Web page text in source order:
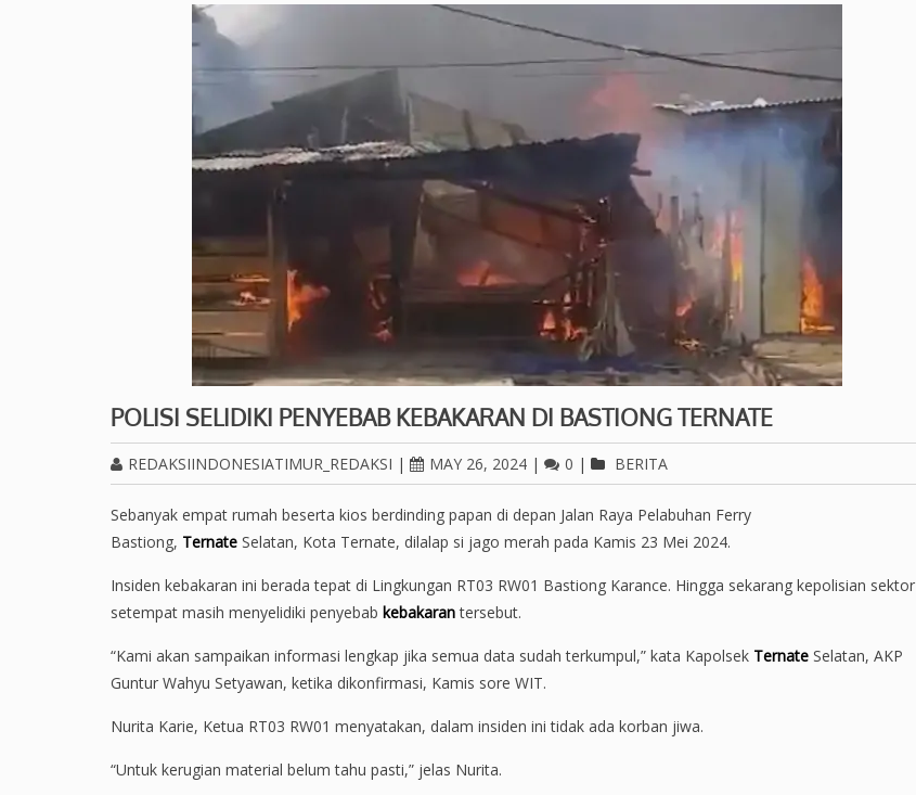
POLISI SELIDIKI PENYEBAB KEBAKARAN DI BASTIONG TERNATE
REDAKSIINDONESIATIMUR_REDAKSI | MAY 26, 2024 | 0 | BERITA
Sebanyak empat rumah beserta kios berdinding papan di depan Jalan Raya Pelabuhan Ferry
Bastiong, Ternate Selatan, Kota Ternate, dilalap si jago merah pada Kamis 23 Mei 2024.
Insiden kebakaran ini berada tepat di Lingkungan RT03 RW01 Bastiong Karance. Hingga sekarang kepolisian sektor
setempat masih menyelidiki penyebab kebakarantersebut.
“Kami akan sampaikan informasi lengkap jika semua data sudah terkumpul,” kata Kapolsek Ternate Selatan, AKP
Guntur Wahyu Setyawan, ketika dikonfirmasi, Kamis sore WIT.
Nurita Karie, Ketua RT03 RW01 menyatakan, dalam insiden ini tidak ada korban jiwa.
“Untuk kerugian material belum tahu pasti,” jelas Nurita.